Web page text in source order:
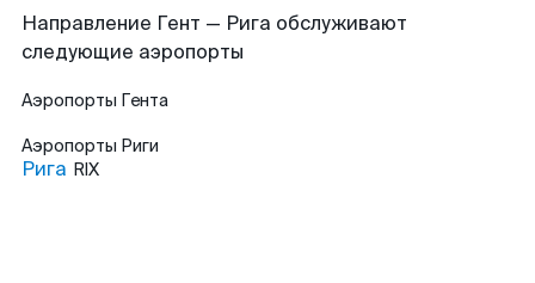
Направление Гент — Рига обслуживают
следующие аэропорты
Аэропорты Гента
Аэропорты Риги
Рига RIX